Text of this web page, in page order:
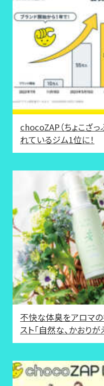
chocoZAP（ちょこざっ
れているジム1位に！
不快な体臭をアロマの
スト「自然な、かおりが